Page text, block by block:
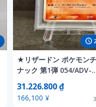
★リザードン ポケモン
ナック 第1弾 054/ADV-
MEIJI
店直接PSA提出★1円ス
31.226.800 ₫
166,100 ¥